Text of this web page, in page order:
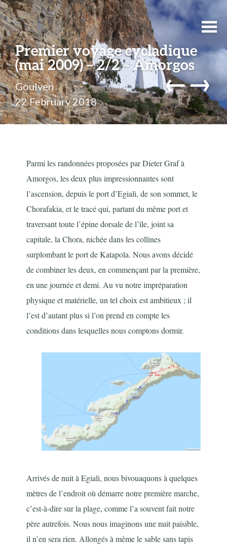
Premier voyage cycladique
(mai 2009) – 2/2 – Amorgos
Goulven
22 February 2018
←→
Parmi les randonnées proposées par Dieter Graf à
Amorgos, les deux plus impressionnantes sont
l’ascension, depuis le port d’Egiali, de son sommet, le
Chorafakia, et le tracé qui, partant du même port et
traversant toute l’épine dorsale de l’île, joint sa
capitale, la Chora, nichée dans les collines
surplombant le port de Katapola. Nous avons décidé
de combiner les deux, en commençant par la première,
en une journée et demi. Au vu notre impréparation
physique et matérielle, un tel choix est ambitieux ; il
l’est d’autant plus si l’on prend en compte les
conditions dans lesquelles nous comptons dormir.
Arrivés de nuit à Egiali, nous bivouaquons à quelques
mètres de l’endroit où démarre notre première marche,
c’est-à-dire sur la plage, comme l’a souvent fait notre
père autrefois. Nous nous imaginons une nuit paisible,
il n’en sera rien. Allongés à même le sable sans tapis